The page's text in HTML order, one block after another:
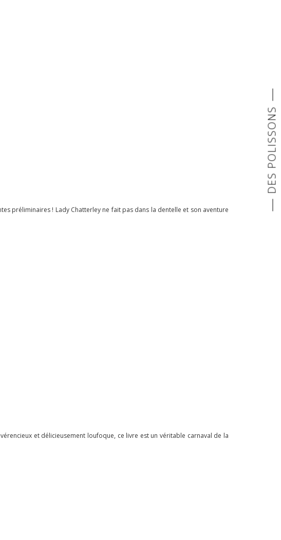
DES POLISSONS
préliminaires ! Lady Chatterley ne fait pas dans la dentelle et son aventure
et délicieusement loufoque, ce livre est un véritable carnaval de la